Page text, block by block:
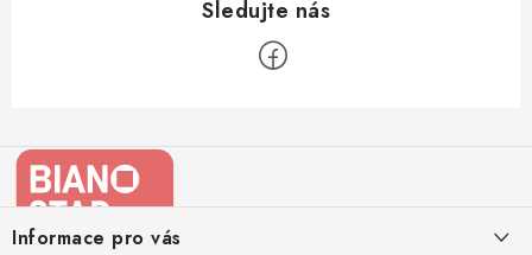
aInformace pro vás